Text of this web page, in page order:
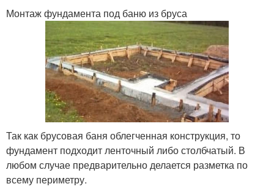
Монтаж фундамента под баню из бруса
Так как брусовая баня облегченная конструкция, то
фундамент подходит ленточный либо столбчатый. В
любом случае предварительно делается разметка по
всему периметру.